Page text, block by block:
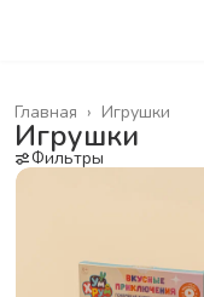
Игрушки
Главная ›
Игрушки
Фильтры